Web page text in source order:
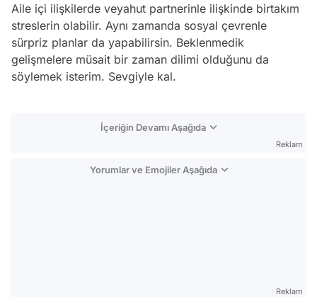
Aile içi ilişkilerde veyahut partnerinle ilişkinde birtakım
streslerin olabilir. Aynı zamanda sosyal çevrenle
sürpriz planlar da yapabilirsin. Beklenmedik
gelişmelere müsait bir zaman dilimi olduğunu da
söylemek isterim. Sevgiyle kal.
İçeriğin Devamı Aşağıda
Reklam
Yorumlar ve Emojiler Aşağıda
Reklam